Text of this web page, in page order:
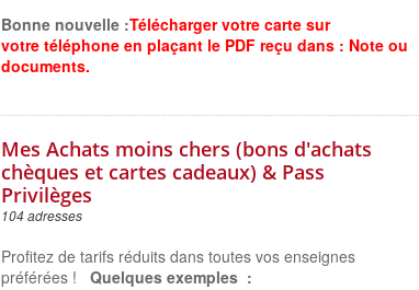
Bonne nouvelle :Télécharger votre carte sur
votre téléphone en plaçant le PDF reçu dans : Note ou
documents.
Mes Achats moins chers (bons d'achats
chèques et cartes cadeaux) & Pass
Privilèges
104 adresses
Profitez de tarifs réduits dans toutes vos enseignes
préférées ! Quelques exemples :